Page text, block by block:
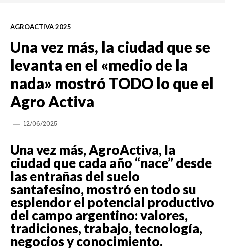
AGROACTIVA 2025
Una vez más, la ciudad que se
levanta en el «medio de la
nada» mostró TODO lo que el
Agro Activa
12/06/2025
Una vez más, AgroActiva, la
ciudad que cada año “nace” desde
las entrañas del suelo
santafesino, mostró en todo su
esplendor el potencial productivo
del campo argentino: valores,
tradiciones, trabajo, tecnología,
negocios y conocimiento.